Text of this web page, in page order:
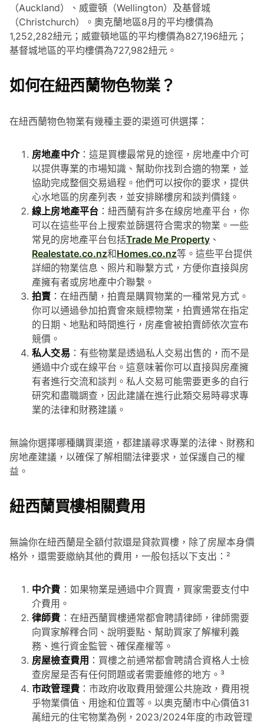
（Auckland）、威靈頓（Wellington）及基督城
（Christchurch）。奧克蘭地區8月的平均樓價為
1,252,282紐元；威靈頓地區的平均樓價為827,196紐元；
基督城地區的平均樓價為727,982紐元。
如何在紐西蘭物色物業？
在紐西蘭物色物業有幾種主要的渠道可供選擇：
房地產中介：這是買樓最常見的途徑，房地產中介可
以提供專業的市場知識、幫助你找到合適的物業，並
協助完成整個交易過程。他們可以按你的要求，提供
心水地區的房產列表，並安排睇樓房和談判價錢。
線上房地產平台 ：紐西蘭有許多在線房地產平台，你
可以在這些平台上搜索並篩選符合需求的物業。一些
常見的房地產平台包括Trade Me Property 、
Realestate.co.nz和Homes.co.nz等。這些平台提供
詳細的物業信息、照片和聯繫方式，方便你直接與房
產擁有者或房地產中介聯繫。
拍賣 ：在紐西蘭，拍賣是購買物業的一種常見方式。
你可以通過參加拍賣會來競標物業，拍賣通常在指定
的日期、地點和時間進行，房產會被拍賣師依次宣布
競價。
私人交易 ：有些物業是透過私人交易出售的，而不是
通過中介或在線平台。這意味著你可以直接與房產擁
有者進行交流和談判。私人交易可能需要更多的自行
研究和盡職調查，因此建議在進行此類交易時尋求專
業的法律和財務建議。
無論你選擇哪種購買渠道，都建議尋求專業的法律、財務和
房地產建議，以確保了解相關法律要求，並保護自己的權
益。
紐西蘭買樓相關費用
無論你在紐西蘭是全額付款還是貸款買樓，除了房屋本身價
格外，還需要繳納其他的費用，一般包括以下支出：²
中介費 ：如果物業是通過中介買賣，買家需要支付中
介費用。
律師費 ：在紐西蘭買樓通常都會聘請律師，律師需要
向買家解釋合同、說明要點、幫助買家了解權利義
務、進行資金監管、確保產權等。
房屋檢查費用 ：買樓之前通常都會聘請合資格人士檢
查房屋是否有任何問題或者需要維修的地方。³
市政管理費 ：市政府收取費用營運公共施政，費用視
乎物業價值、用途和位置等。以奧克蘭市中心價值31
萬紐元的住宅物業為例，2023/2024年度的市政管理